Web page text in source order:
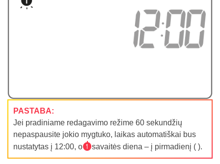
PASTABA:
Jei pradiniame redagavimo režime 60 sekundžių
nepaspausite jokio mygtuko, laikas automatiškai bus
nustatytas į 12:00, o1savaitės diena – į pirmadienį ( ).